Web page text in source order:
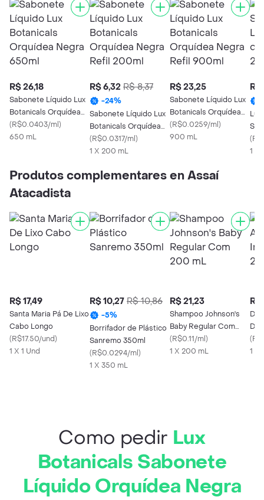
R$ 26,18
Sabonete Líquido Lux
Botanicals Orquídea
Negra 650ml
(R$0.0403/ml)
650 mL
R$ 6,32 R$ 8,37
-24%
Sabonete Líquido Lux
Botanicals Orquídea
Negra Refil 200ml
(R$0.0317/ml)
1 X 200 mL
R$ 23,25
Sabonete Líquido Lux
Botanicals Orquídea
Negra Refil 900ml
(R$0.0259/ml)
900 mL
R$
(
1 X
Produtos complementares en Assaí
Atacadista
R$ 17,49
Santa Maria Pá De Lixo
Cabo Longo
(R$17.50/und)
1 X 1 Und
R$ 10,27 R$ 10,86
-5%
Borrifador de Plástico
Sanremo 350ml
(R$0.0294/ml)
1 X 350 mL
R$ 21,23
Shampoo Johnson's
Baby Regular Com
200 mL
(R$0.11/ml)
1 X 200 mL
R$
(
1 X
Como pedir Lux
Botanicals Sabonete
Líquido Orquídea Negra